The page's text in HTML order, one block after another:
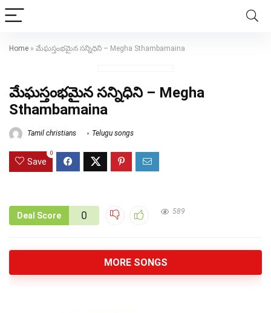
Home » మేఘస్తంభమైన సన్నిధిని – Megha Sthambamaina
మేఘస్తంభమైన సన్నిధిని – Megha
Sthambamaina
Tamil christians Telugu songs
Save
0
Deal Score 0 589
MORE SONGS